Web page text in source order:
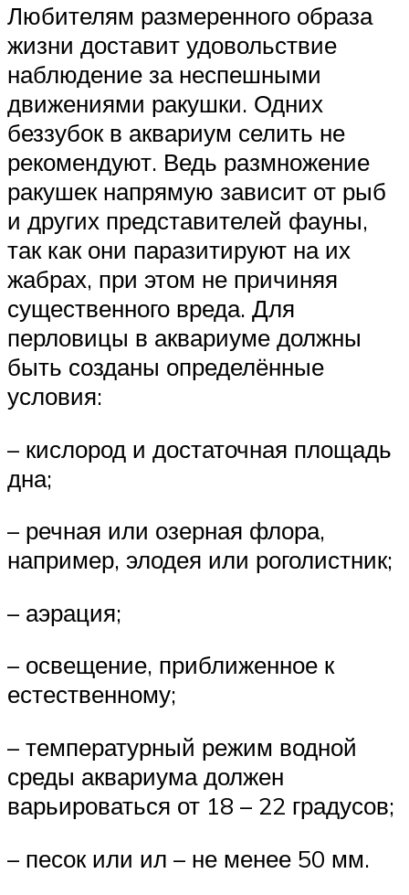
Любителям размеренного образа
жизни доставит удовольствие
наблюдение за неспешными
движениями ракушки. Одних
беззубок в аквариум селить не
рекомендуют. Ведь размножение
ракушек напрямую зависит от рыб
и других представителей фауны,
так как они паразитируют на их
жабрах, при этом не причиняя
существенного вреда. Для
перловицы в аквариуме должны
быть созданы определённые
условия:
– кислород и достаточная площадь
дна;
– речная или озерная флора,
например, элодея или роголистник;
– аэрация;
– освещение, приближенное к
естественному;
– температурный режим водной
среды аквариума должен
варьироваться от 18 – 22 градусов;
– песок или ил – не менее 50 мм.